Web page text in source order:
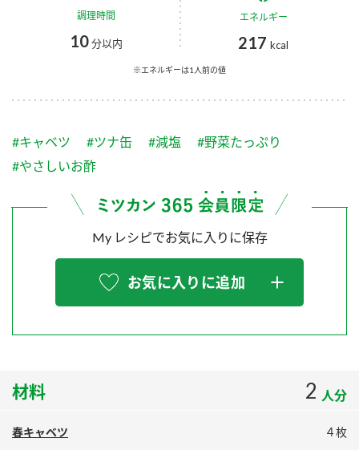
スープ 中華
ふりかけ おすしの素
炊き込みご飯の素 米飯用調味液
Fibee
つゆ
納豆のサイト
三ツ判山吹
スペシャルサイト
お酢を知ろう！
すしラボ
納豆の豆知識
企業理念
ミツカンの歴史
ミツカンを知る
環境への取り組み
お客様相談センター
お客様の声をいかしました
販売終了製品のご案内
よくあるご質問
ミツカン公式通販
調理時間
10分以内
エネルギー
217 kcal
※エネルギーは1人前の値
#キャベツ #ツナ缶 #減塩
#野菜たっぷり
#やさしいお酢
My レシピでお気に入りに保存
お気に入りに追加
材料 2 人分
春キャベツ ４枚